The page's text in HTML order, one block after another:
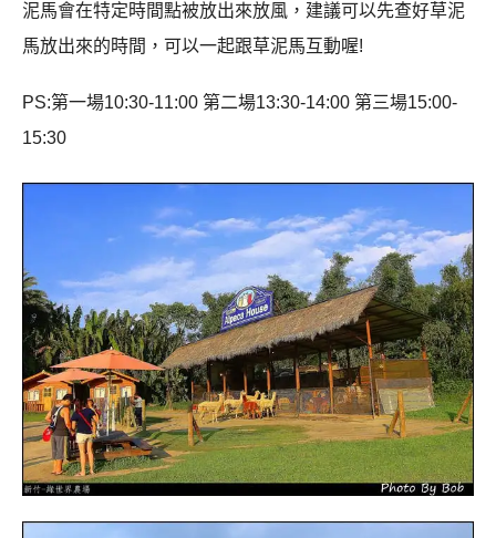
泥馬會在特定時間點被放出來放風，建議可以先查好草泥
馬放出來的時間，可以一起跟草泥馬互動喔!
PS:第一場10:30-11:00 第二場13:30-14:00 第三場15:00-
15:30